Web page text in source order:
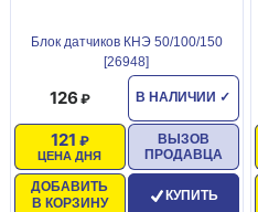
Блок датчиков КНЭ 50/100/150
[26948]
В НАЛИЧИИ ✓
126
ЦЕНА ДНЯ
121
ДОБАВИТЬ
В КОРЗИНУ
ВЫЗОВ
ПРОДАВЦА
КУПИТЬ